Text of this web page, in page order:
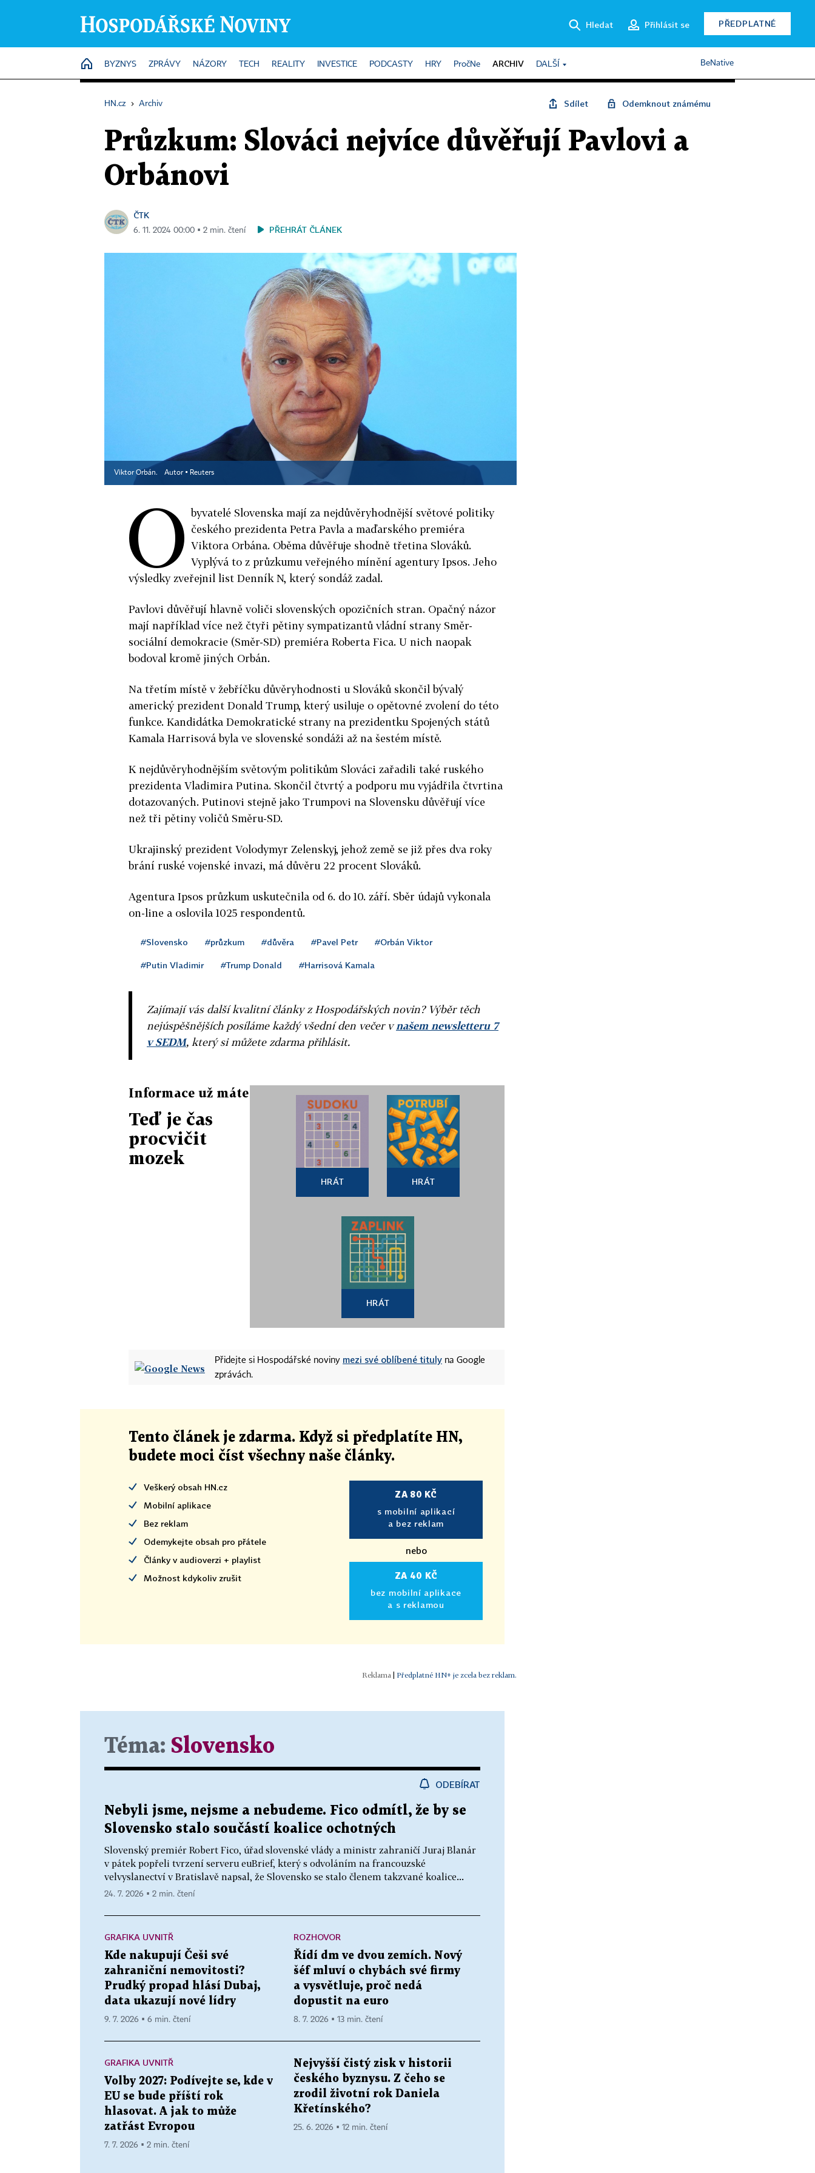
Hledat Přihlásit se PŘEDPLATNÉ
HOME
BYZNYS ZPRÁVY NÁZORY TECH REALITY INVESTICE PODCASTY HRY PročNe ARCHIV DALŠÍ BeNative
HN.cz › Archiv Sdílet Odemknout známému
Průzkum: Slováci nejvíce důvěřují Pavlovi a
Orbánovi
ČTK
6. 11. 2024 00:00 ▪ 2 min. čtení PŘEHRÁT ČLÁNEK
Viktor Orbán. Autor ▪ Reuters
O byvatelé Slovenska mají za nejdůvěryhodnější světové politiky
českého prezidenta Petra Pavla a maďarského premiéra
Viktora Orbána. Oběma důvěřuje shodně třetina Slováků.
Vyplývá to z průzkumu veřejného mínění agentury Ipsos. Jeho
výsledky zveřejnil list Denník N, který sondáž zadal.
Pavlovi důvěřují hlavně voliči slovenských opozičních stran. Opačný názor
mají například více než čtyři pětiny sympatizantů vládní strany Směr-
sociální demokracie (Směr-SD) premiéra Roberta Fica. U nich naopak
bodoval kromě jiných Orbán.
Na třetím místě v žebříčku důvěryhodnosti u Slováků skončil bývalý
americký prezident Donald Trump, který usiluje o opětovné zvolení do této
funkce. Kandidátka Demokratické strany na prezidentku Spojených států
Kamala Harrisová byla ve slovenské sondáži až na šestém místě.
K nejdůvěryhodnějším světovým politikům Slováci zařadili také ruského
prezidenta Vladimira Putina. Skončil čtvrtý a podporu mu vyjádřila čtvrtina
dotazovaných. Putinovi stejně jako Trumpovi na Slovensku důvěřují více
než tři pětiny voličů Směru-SD.
Ukrajinský prezident Volodymyr Zelenskyj, jehož země se již přes dva roky
brání ruské vojenské invazi, má důvěru 22 procent Slováků.
Agentura Ipsos průzkum uskutečnila od 6. do 10. září. Sběr údajů vykonala
on-line a oslovila 1025 respondentů.
#Slovensko #průzkum #důvěra #Pavel Petr #Orbán Viktor
#Putin Vladimir #Trump Donald #Harrisová Kamala
Zajímají vás další kvalitní články z Hospodářských novin? Výběr těch
nejúspěšnějších posíláme každý všední den večer vnašem newsletteru 7
v SEDM, který si můžete zdarma přihlásit.
Informace už máte
Teď je čas
procvičit
mozek
HRÁT HRÁT
HRÁT
Přidejte si Hospodářské noviny mezi své oblíbené tituly na Google
zprávách.
Tento článek je zdarma. Když si předplatíte HN,
budete moci číst všechny naše články.
Veškerý obsah HN.cz
Mobilní aplikace
Bez reklam
Odemykejte obsah pro přátele
Články v audioverzi + playlist
Možnost kdykoliv zrušit
ZA 80 KČ
s mobilní aplikací
a bez reklam
nebo
ZA 40 KČ
bez mobilní aplikace
a s reklamou
| Předplatné HN+ je zcela bez reklam.
Téma: Slovensko
ODEBÍRAT
Nebyli jsme, nejsme a nebudeme. Fico odmítl, že by se
Slovensko stalo součástí koalice ochotných
Slovenský premiér Robert Fico, úřad slovenské vlády a ministr zahraničí Juraj Blanár
v pátek popřeli tvrzení serveru euBrief, který s odvoláním na francouzské
velvyslanectví v Bratislavě napsal, že Slovensko se stalo členem takzvané koalice...
24. 7. 2026 ▪ 2 min. čtení
GRAFIKA UVNITŘ
Kde nakupují Češi své
zahraniční nemovitosti?
Prudký propad hlásí Dubaj,
data ukazují nové lídry
9. 7. 2026 ▪ 6 min. čtení
ROZHOVOR
Řídí dm ve dvou zemích. Nový
šéf mluví o chybách své firmy
a vysvětluje, proč nedá
dopustit na euro
8. 7. 2026 ▪ 13 min. čtení
GRAFIKA UVNITŘ
Volby 2027: Podívejte se, kde v
EU se bude příští rok
hlasovat. A jak to může
zatřást Evropou
7. 7. 2026 ▪ 2 min. čtení
Nejvyšší čistý zisk v historii
českého byznysu. Z čeho se
zrodil životní rok Daniela
Křetínského?
25. 6. 2026 ▪ 12 min. čtení